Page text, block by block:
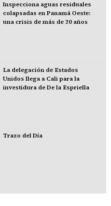
Inspecciona aguas residuales
colapsadas en Panamá Oeste:
una crisis de más de 20 años
La delegación de Estados
Unidos llega a Cali para la
investidura de De la Espriella
Trazo del Día